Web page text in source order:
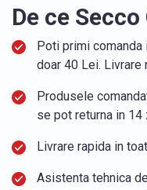
De ce
Poti primi
doar 40 Lei. Livrare
Produsele
se pot returna in 14
Livrare rapida in
Asistenta tehnica